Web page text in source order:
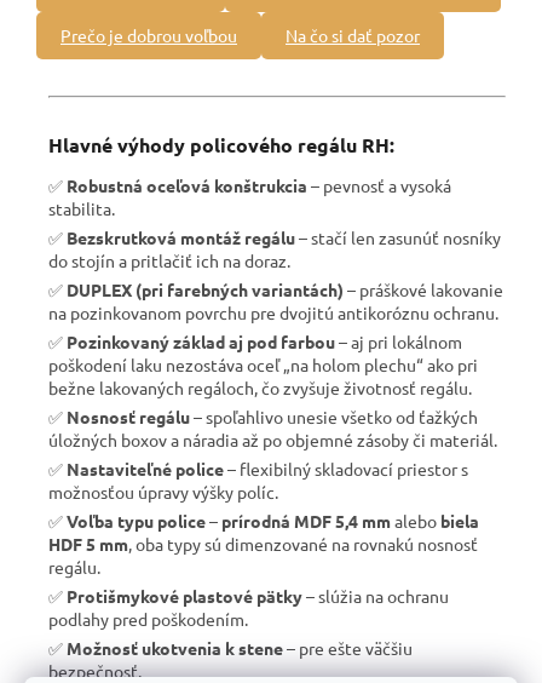
Prečo je dobrou voľbou Na čo si dať pozor
Hlavné výhody policového regálu RH:
✅ Robustná oceľová konštrukcia – pevnosť a vysoká
stabilita.
✅ Bezskrutková montáž regálu– stačí len zasunúť nosníky
do stojín a pritlačiť ich na doraz.
✅ DUPLEX (pri farebných variantách) – práškové lakovanie
na pozinkovanom povrchu pre dvojitú antikoróznu ochranu.
✅ Pozinkovaný základ aj pod farbou– aj pri lokálnom
poškodení laku nezostáva oceľ „na holom plechu“ ako pri
bežne lakovaných regáloch, čo zvyšuje životnosť regálu.
✅ Nosnosť regálu– spoľahlivo unesie všetko od ťažkých
úložných boxov a náradia až po objemné zásoby či materiál.
✅ Nastaviteľné police– flexibilný skladovací priestor s
možnosťou úpravy výšky políc.
✅Voľba typu police– prírodná MDF 5,4 mmalebo biela
HDF 5 mm , oba typy sú dimenzované na rovnakú nosnosť
regálu.
✅ Protišmykové plastové pätky– slúžia na ochranu
podlahy pred poškodením.
✅ Možnosť ukotvenia k stene– pre ešte väčšiu
bezpečnosť.